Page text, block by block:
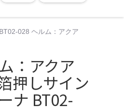
028 ヘルム：アクア
：アクア
押しサイン
ナ BT02-